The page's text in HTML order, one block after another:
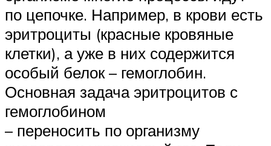
по цепочке. Например, в крови есть
эритроциты (красные кровяные
клетки), а уже в них содержится
особый белок – гемоглобин.
Основная задача эритроцитов с
гемоглобином
– переносить по организму